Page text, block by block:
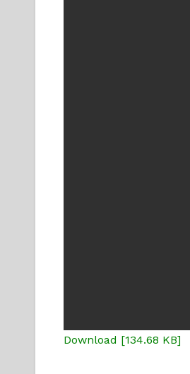
Download [134.68 KB]